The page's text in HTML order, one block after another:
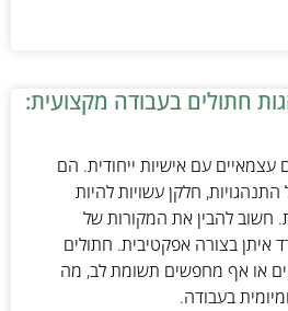
חתולים בעבודה מקצועית:
עצמאיים עם אישיות ייחודית. הם
חלקן עשויות להיות
חשוב להבין את המקורות של
איתן בצורה אפקטיבית. חתולים
או אף מחפשים תשומת לב, מה
בעבודה.